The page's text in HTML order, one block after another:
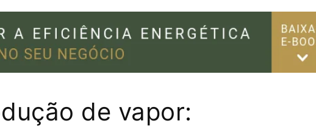
de vapor: